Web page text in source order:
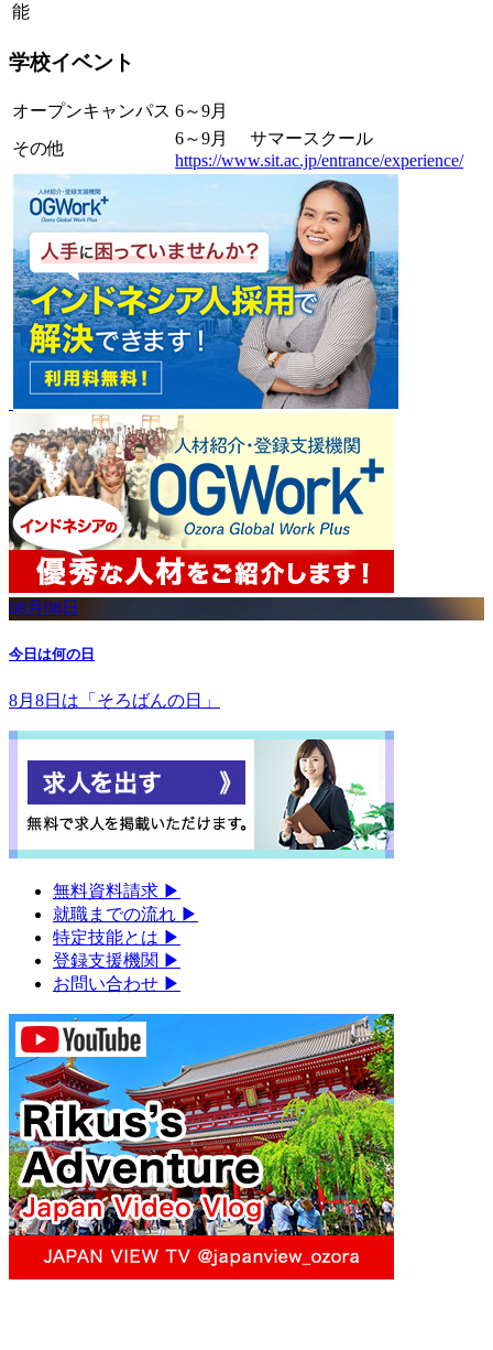
能
学校イベント
オープンキャンパス 6～9月
その他
6～9月 サマースクール
https://www.sit.ac.jp/entrance/experience/
08月08日
今日は何の日
8月8日は「そろばんの日」
無料資料請求 ▶︎
就職までの流れ ▶︎
特定技能とは ▶︎
登録支援機関 ▶︎
お問い合わせ ▶︎